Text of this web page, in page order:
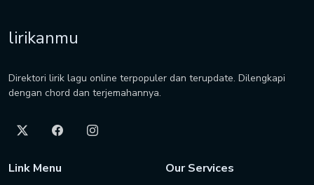
lirikanmu
Direktori lirik lagu online terpopuler dan terupdate. Dilengkapi
dengan chord dan terjemahannya.
Link Menu Our Services